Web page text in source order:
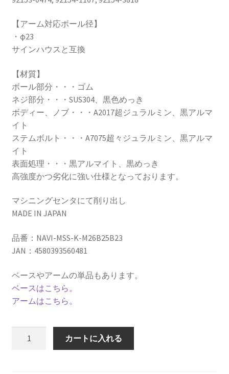
【アーム対応ボール径】
・φ23
サインハウスと互換
【材質】
ボール部分・・・ゴム
ネジ部分・・・SUS304、黒色めっき
ボディー、ノブ・・・A2017超ジュラルミン、黒アルマ
イト
ステムボルト・・・A7075超々ジュラルミン、黒アルマ
イト
表面処理・・・黒アルマイト、黒めっき
高強度かつ劣化に強い仕様となっております。
マシニングセンタにて削り出し
MADE IN JAPAN
品番：NAVI-MSS-K-M26B25B23
JAN：4580393560481
ベースやアームの単品もあります。
ベースはこちら。
アームはこちら。
カートに入れる